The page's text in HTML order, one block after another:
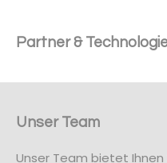
Partner &
Unser Team
Unser Team bietet